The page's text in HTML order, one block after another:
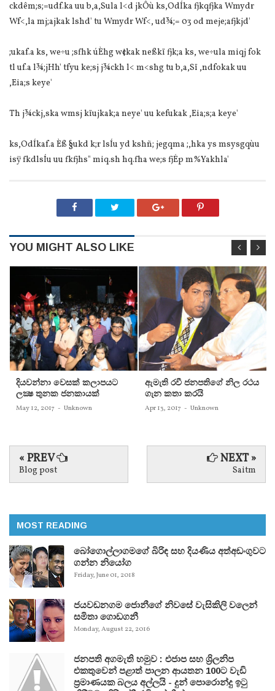
ckdêm;s;=udf.ka uu b,a,Sula‌ l<d jkÔù ks,OdÍka fjkqfjka Wmydr
Wf<,la‌ mj;ajkak lshd' tu Wmydr Wf<, ud¾;= 03 od meje;afjkjd'
;ukaf.a ks, we÷u ;sfhk úÈhg w¢kak neßkï fjk;a ks, we÷ula‌ miqj fok
tl uf.a l¾;jHh' tfyu ke;sj j¾ckh l< m<shg tu b,a,Sï ,ndfokak uu
,Eia‌;s keye'
Th j¾ckj,ska wmsj kïujkak;a neye' uu kefukak ,Eia‌;s;a keye'
ks,OdÍkaf.a Èß §ukd k;r lsÍu yd kshñ; jegqma ;,hka ys msysgqùu
isÿ fkdlsÍu uu fkfjhs" miq.sh hq.fha we;s fjÉp m%Yakhla‌'
YOU MIGHT ALSO LIKE
දියවන්නා වෙසක් කලාපයට
ලක්‍ෂ තුනක ජනකායක්
May 12, 2017 - Unknown
ඇමැති රවී ජනපතිගේ නිල රථය
ගැන කතා කරයි
Apr 13, 2017 - Unknown
« PREV
Blog post
NEXT »
Saitm
MOST READING
බෝගොල්ලාගමගේ බිරිඳ සහ දියණිය අත්අඩංගුවට
ගන්න නියෝග
Friday, June 01, 2018
ජයවඩනගම ජොනීගේ නිවසේ වැසිකිලි වලෙන්
සමිතා ගොඩගනී
Monday, August 22, 2016
ජනපති අගමැති හමුව : එජාප සහ ශ්‍රිලනිප
එකතුවෙන් පළාත් පාලන ආයතන 100ට වැඩි
ප්‍රමාණයක බලය අල්ලයි - දුන් පොරොන්දු ඉටු